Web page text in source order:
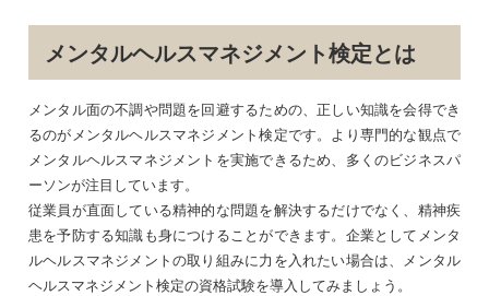
メンタルヘルスマネジメント検定とは
メンタル面の不調や問題を回避するための、正しい知識を会得でき
るのがメンタルヘルスマネジメント検定です。より専門的な観点で
メンタルヘルスマネジメントを実施できるため、多くのビジネスパ
ーソンが注目しています。
従業員が直面している精神的な問題を解決するだけでなく、精神疾
患を予防する知識も身につけることができます。企業としてメンタ
ルヘルスマネジメントの取り組みに力を入れたい場合は、メンタル
ヘルスマネジメント検定の資格試験を導入してみましょう。